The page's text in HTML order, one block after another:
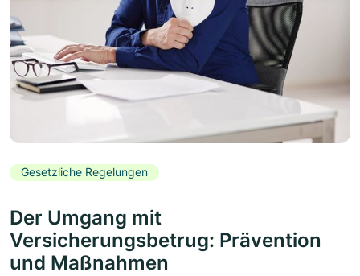
Gesetzliche Regelungen
Der Umgang mit
Versicherungsbetrug: Prävention
und Maßnahmen